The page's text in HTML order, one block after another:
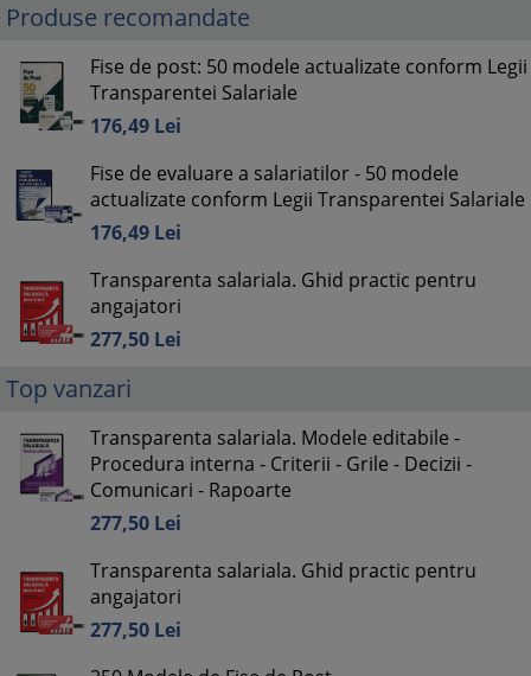
Produse recomandate
Fise de post: 50 modele actualizate conform Legii
Transparentei Salariale
176,49 Lei
Fise de evaluare a salariatilor - 50 modele
actualizate conform Legii Transparentei Salariale
176,49 Lei
Transparenta salariala. Ghid practic pentru
angajatori
277,50 Lei
Top vanzari
Transparenta salariala. Modele editabile -
Procedura interna - Criterii - Grile - Decizii -
Comunicari - Rapoarte
277,50 Lei
Transparenta salariala. Ghid practic pentru
angajatori
277,50 Lei